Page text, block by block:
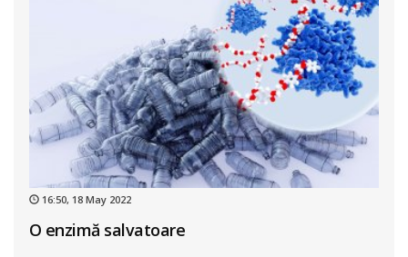
16:50, 18 May 2022
O enzimă salvatoare